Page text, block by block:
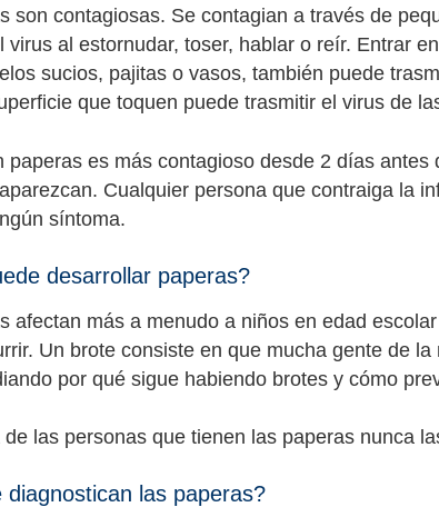
son contagiosas. Se contagian a través de
virus al estornudar, toser, hablar o reír. Entrar
sucios, pajitas o vasos, también puede
que toquen puede trasmitir el virus de
paperas es más contagioso desde 2 días
Cualquier persona que contraiga la
síntoma.
desarrollar paperas?
afectan más a menudo a niños en edad
Un brote consiste en que mucha gente de
por qué sigue habiendo brotes y cómo
las personas que tienen las paperas nunca
diagnostican las paperas?